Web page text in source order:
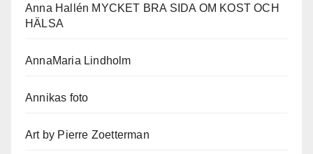
Anna Hallén MYCKET BRA SIDA OM KOST OCH
HÄLSA
AnnaMaria Lindholm
Annikas foto
Art by Pierre Zoetterman